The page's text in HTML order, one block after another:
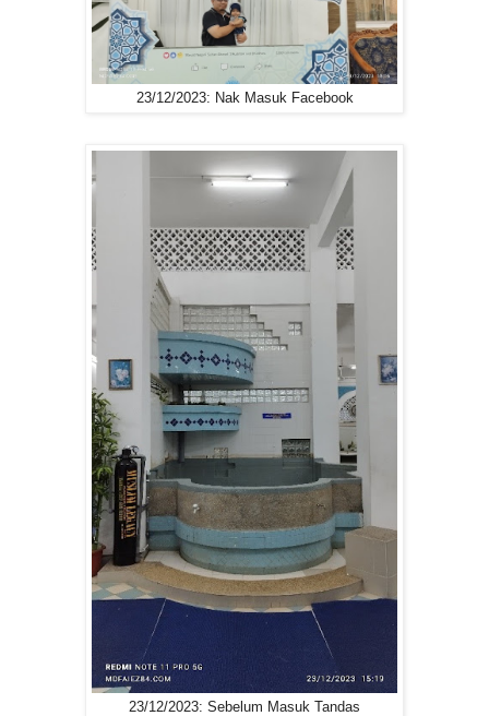
23/12/2023: Nak Masuk Facebook
23/12/2023: Sebelum Masuk Tandas